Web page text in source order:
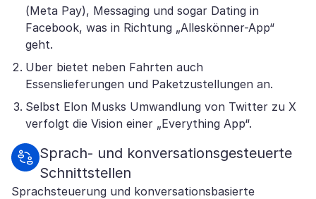
(Meta Pay), Messaging und sogar Dating in
Facebook, was in Richtung „Alleskönner-App“
geht.
Uber bietet neben Fahrten auch
Essenslieferungen und Paketzustellungen an.
Selbst Elon Musks Umwandlung von Twitter zu X
verfolgt die Vision einer „Everything App“.
Sprach- und konversationsgesteuerte
Schnittstellen
Sprachsteuerung und konversationsbasierte